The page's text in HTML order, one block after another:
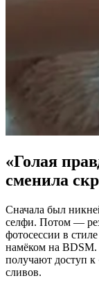
«Голая
сменила
Сначала был
селфи. Потом —
фотосессии в
намёком на BDSM.
получают доступ
сливов.